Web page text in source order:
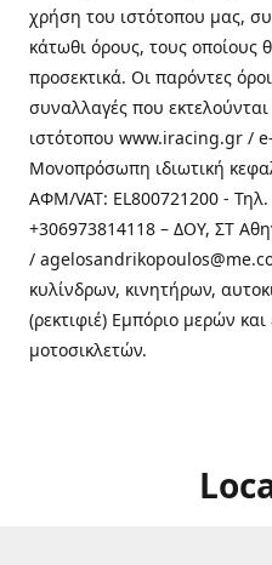
χρήση του ιστότοπου μας,
κάτωθι όρους, τους οποίους
προσεκτικά. Οι παρόντες
συναλλαγές που
ιστότοπου www.iracing.gr /
Μονοπρόσωπη ιδιωτική
ΑΦΜ/VAT: EL800721200 -
+306973814118 – ΔΟΥ, ΣΤ
/
κυλίνδρων, κινητήρων,
(ρεκτιφιέ) Εμπόριο μερών
μοτοσικλετών.